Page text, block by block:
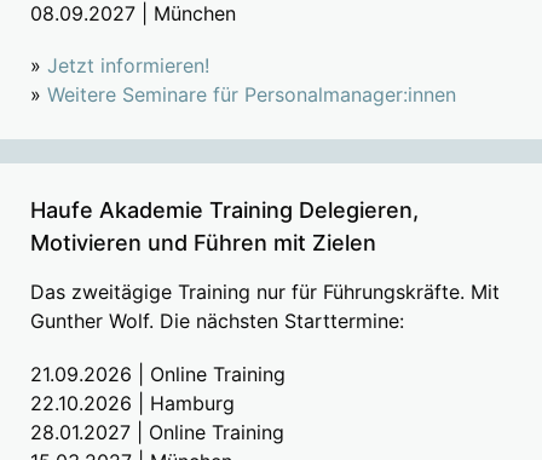
08.09.2027 | München
» Jetzt informieren!
» Weitere Seminare für Personalmanager:innen
Haufe Akademie Training Delegieren,
Motivieren und Führen mit Zielen
Das zweitägige Training nur für Führungskräfte. Mit
Gunther Wolf. Die nächsten Starttermine:
21.09.2026 | Online Training
22.10.2026 | Hamburg
28.01.2027 | Online Training